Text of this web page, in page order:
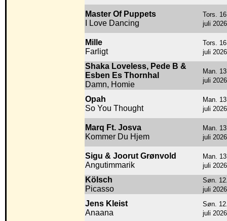
Master Of Puppets
I Love Dancing
Tors.
juli 2026
Mille
Farligt
Tors.
juli 2026
Shaka Loveless, Pede B &
Esben Es Thornhal
Damn, Homie
Man.
juli 2026
Opah
So You Thought
Man.
juli 2026
Marq Ft. Josva
Kommer Du Hjem
Man.
juli 2026
Sigu & Joorut Grønvold
Angutimmarik
Man.
juli 2026
Kölsch
Picasso
Søn.
juli 2026
Jens Kleist
Anaana
Søn.
juli 2026